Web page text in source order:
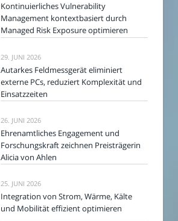
Kontinuierliches Vulnerability
Management kontextbasiert durch
Managed Risk Exposure optimieren
29. JUNI 2026
Autarkes Feldmessgerät eliminiert
externe PCs, reduziert Komplexität und
Einsatzzeiten
26. JUNI 2026
Ehrenamtliches Engagement und
Forschungskraft zeichnen Preisträgerin
Alicia von Ahlen
25. JUNI 2026
Integration von Strom, Wärme, Kälte
und Mobilität effizient optimieren